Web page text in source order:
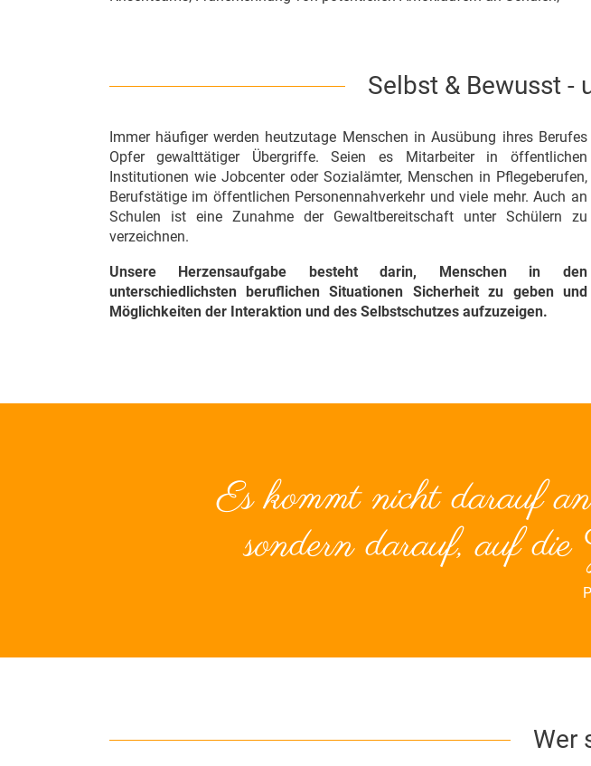
Selbst & Bewusst -
Immer häufiger werden heutzutage Menschen in Ausübung ihres Berufes
Opfer gewalttätiger Übergriffe. Seien es Mitarbeiter in öffentlichen
Institutionen wie Jobcenter oder Sozialämter, Menschen in Pflegeberufen,
Berufstätige im öffentlichen Personennahverkehr und viele mehr. Auch an
Schulen ist eine Zunahme der Gewaltbereitschaft unter Schülern zu
verzeichnen.
Unsere Herzensaufgabe besteht darin, Menschen in den
unterschiedlichsten beruflichen Situationen Sicherheit zu geben und
Möglichkeiten der Interaktion und des Selbstschutzes aufzuzeigen.
Es kommt nicht darauf
sondern darauf, auf die
Wer